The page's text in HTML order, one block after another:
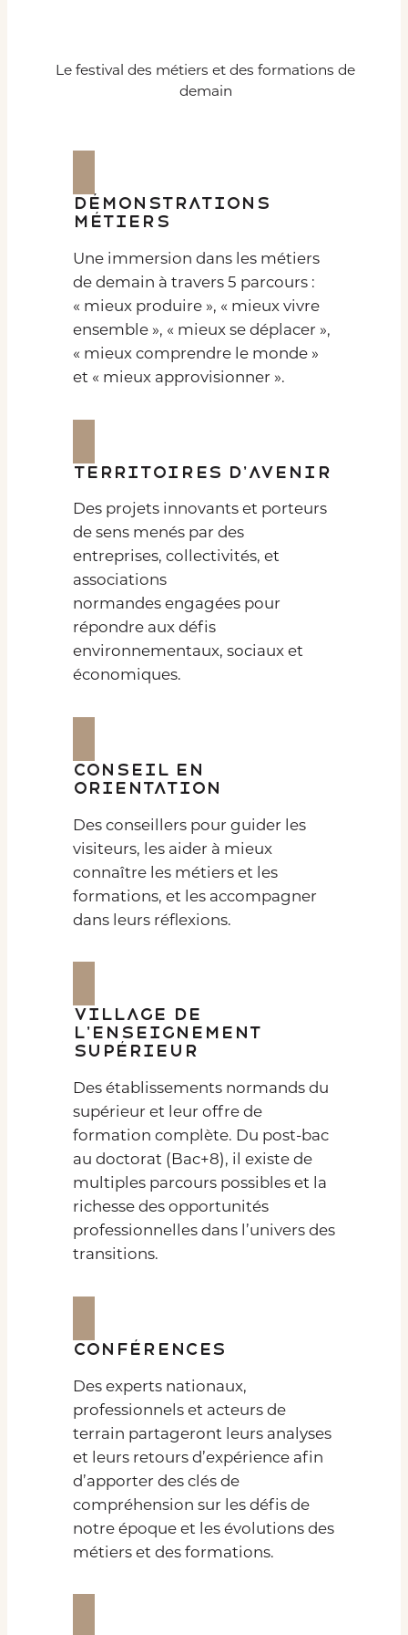
Le festival des métiers et des formations de
demain
Démonstrations
métiers
Une immersion dans les métiers
de demain à travers 5 parcours :
« mieux produire », « mieux vivre
ensemble », « mieux se déplacer »,
« mieux comprendre le monde »
et « mieux approvisionner ».
Territoires d’avenir
Des projets innovants et porteurs
de sens menés par des
entreprises, collectivités, et
associations
normandes engagées pour
répondre aux défis
environnementaux, sociaux et
économiques.
Conseil en
orientation
Des conseillers pour guider les
visiteurs, les aider à mieux
connaître les métiers et les
formations, et les accompagner
dans leurs réflexions.
Village de
l’enseignement
supérieur
Des établissements normands du
supérieur et leur offre de
formation complète. Du post-bac
au doctorat (Bac+8), il existe de
multiples parcours possibles et la
richesse des opportunités
professionnelles dans l’univers des
transitions.
Conférences
Des experts nationaux,
professionnels et acteurs de
terrain partageront leurs analyses
et leurs retours d’expérience afin
d’apporter des clés de
compréhension sur les défis de
notre époque et les évolutions des
métiers et des formations.